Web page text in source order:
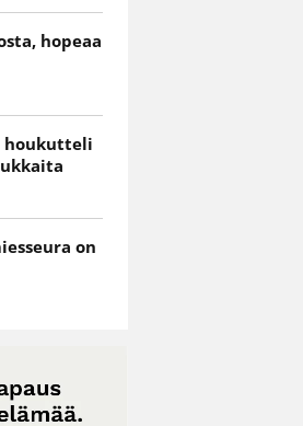
hopeaa
houkutteli
on